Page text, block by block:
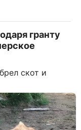
гранту
скот и